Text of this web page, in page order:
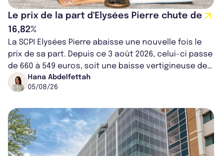
Le prix de la part d'Elysées Pierre chute de
16,82%
La SCPI Elysées Pierre abaisse une nouvelle fois le
prix de sa part. Depuis ce 3 août 2026, celui-ci passe
de 660 à 549 euros, soit une baisse vertigineuse de
16,82%. Cette nouvell...
Hana Abdelfettah
05/08/26